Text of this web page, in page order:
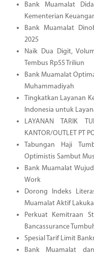
Bank Muamalat
Kementerian
Bank Muamalat
2025
Naik Dua Digit,
Tembus Rp55 Triliun
Bank Muamalat
Muhammadiyah
Tingkatkan Layanan
Indonesia untuk
LAYANAN TARIK
KANTOR/OUTLET PT
Tabungan Haji
Optimistis Sambut
Bank Muamalat
Work
Dorong Indeks
Muamalat Aktif
Perkuat Kemitraan
Bancassurance
Spesial Tarif Limit
Bank Muamalat